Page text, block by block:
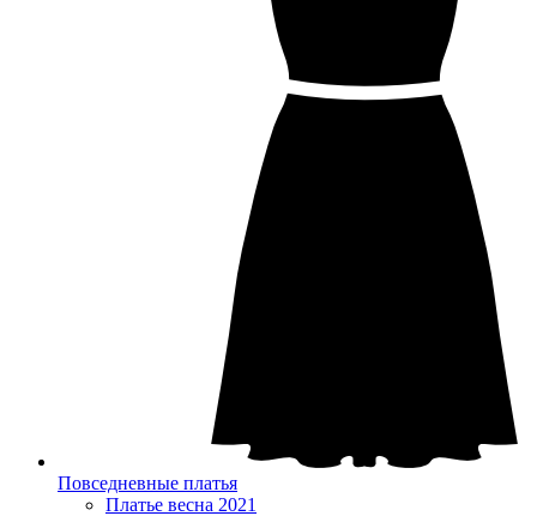
Повседневные платья
Платье весна 2021